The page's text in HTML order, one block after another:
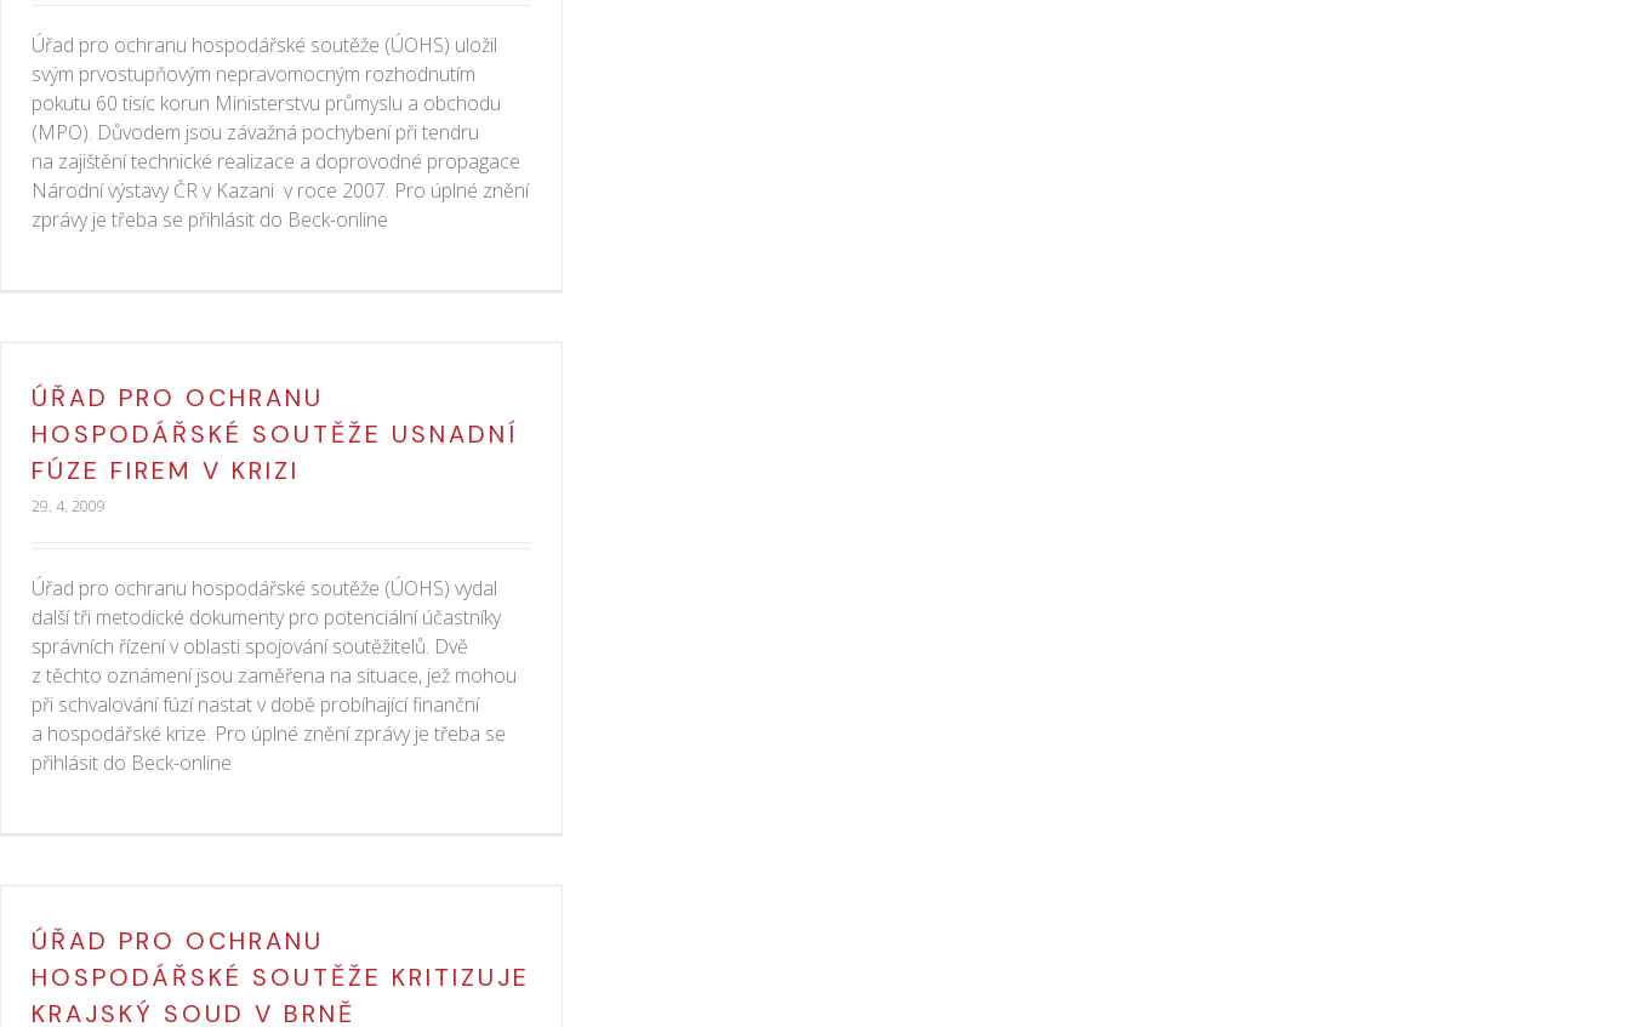
Úřad pro ochranu hospodářské soutěže (ÚOHS) uložil
svým prvostupňovým nepravomocným rozhodnutím
pokutu 60 tisíc korun Ministerstvu průmyslu a obchodu
(MPO). Důvodem jsou závažná pochybení při tendru
na zajištění technické realizace a doprovodné propagace
Národní výstavy ČR v Kazani v roce 2007. Pro úplné znění
zprávy je třeba se přihlásit do Beck-online
ÚŘAD PRO OCHRANU
HOSPODÁŘSKÉ SOUTĚŽE USNADNÍ
FÚZE FIREM V KRIZI
29. 4. 2009
Úřad pro ochranu hospodářské soutěže (ÚOHS) vydal
další tři metodické dokumenty pro potenciální účastníky
správních řízení v oblasti spojování soutěžitelů. Dvě
z těchto oznámení jsou zaměřena na situace, jež mohou
při schvalování fúzí nastat v době probíhající finanční
a hospodářské krize. Pro úplné znění zprávy je třeba se
přihlásit do Beck-online
ÚŘAD PRO OCHRANU
HOSPODÁŘSKÉ SOUTĚŽE KRITIZUJE
KRAJSKÝ SOUD V BRNĚ